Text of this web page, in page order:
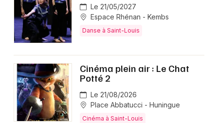
Le 21/05/2027
Espace Rhénan - Kembs
Danse à Saint-Louis
Cinéma plein air : Le Chat
Potté 2
Le 21/08/2026
Place Abbatucci - Huningue
Cinéma à Saint-Louis